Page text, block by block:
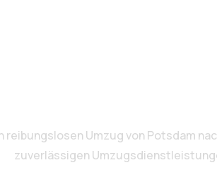
reibungslosen Umzug von Potsdam
zuverlässigen